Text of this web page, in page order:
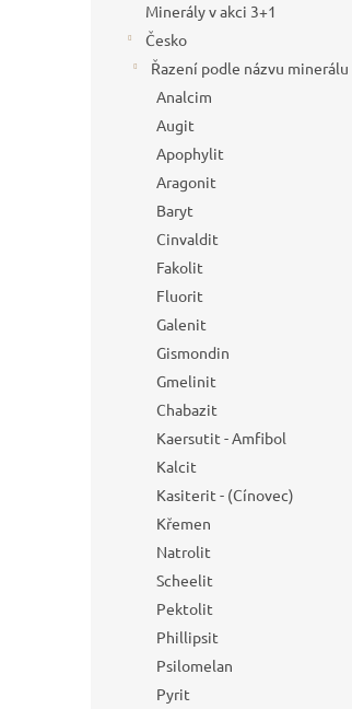
Minerály v akci 3+1
Česko
Řazení podle názvu minerálu
Analcim
Augit
Apophylit
Aragonit
Baryt
Cinvaldit
Fakolit
Fluorit
Galenit
Gismondin
Gmelinit
Chabazit
Kaersutit - Amfibol
Kalcit
Kasiterit - (Cínovec)
Křemen
Natrolit
Scheelit
Pektolit
Phillipsit
Psilomelan
Pyrit